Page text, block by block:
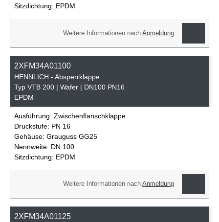
Sitzdichtung: EPDM
Weitere Informationen nachAnmeldung
2XFM34A01100
HENNLICH - Absperrklappe
Typ VTB 200 | Wafer | DN100 PN16
EPDM
Ausführung: Zwischenflanschklappe
Druckstufe: PN 16
Gehäuse: Grauguss GG25
Nennweite: DN 100
Sitzdichtung: EPDM
Weitere Informationen nachAnmeldung
2XFM34A01125